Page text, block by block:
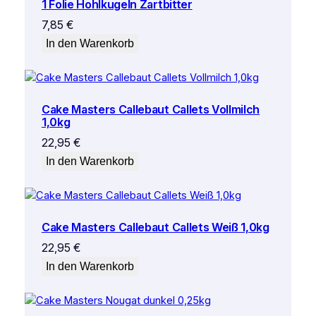
1 Folie Hohlkugeln Zartbitter
7,85 €
In den Warenkorb
Cake Masters Callebaut Callets Vollmilch
1,0kg
22,95 €
In den Warenkorb
Cake Masters Callebaut Callets Weiß 1,0kg
22,95 €
In den Warenkorb